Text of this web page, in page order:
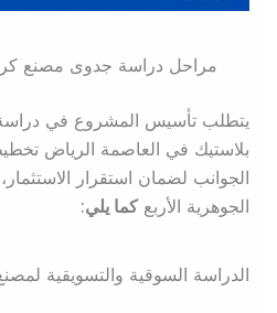
مراحل دراسة جدوى مصنع
يتطلب تأسيس المشروع في
بلاستيك في العاصمة الرياض
الجوانب لضمان استقرار
الجوهرية الأربعكما يلي:
الدراسة السوقية والتسويقية